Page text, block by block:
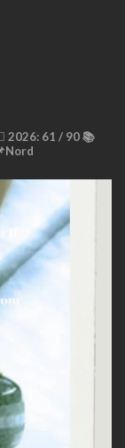
2026: 61 / 90 📚